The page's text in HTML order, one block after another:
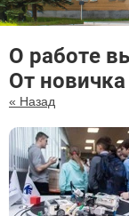
О работе
От
« Назад